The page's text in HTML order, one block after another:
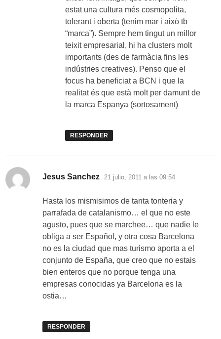
estat una cultura més cosmopolita,
tolerant i oberta (tenim mar i això tb
“marca”). Sempre hem tingut un millor
teixit empresarial, hi ha clusters molt
importants (des de farmàcia fins les
indústries creatives). Penso que el
focus ha beneficiat a BCN i que la
realitat és que està molt per damunt de
la marca Espanya (sortosament)
RESPONDER
Jesus Sanchez dice:
21 julio, 2011 a las 09:54
Hasta los mismisimos de tanta tonteria y
parrafada de catalanismo… el que no este
agusto, pues que se marchee… que nadie le
obliga a ser Español, y otra cosa Barcelona
no es la ciudad que mas turismo aporta a el
conjunto de España, que creo que no estais
bien enteros que no porque tenga una
empresas conocidas ya Barcelona es la
ostia…
RESPONDER